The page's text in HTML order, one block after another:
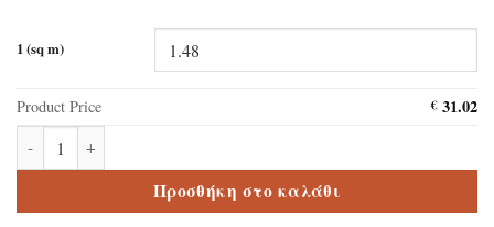
1 (sq m)
Product Price €31.02
Προσθήκη στο καλάθι